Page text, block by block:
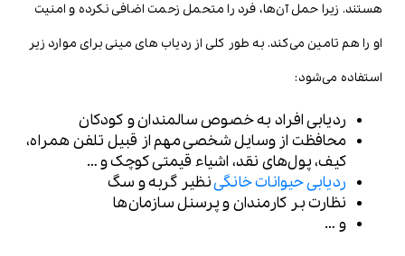
هستند. زیرا حمل آن‌ها، فرد را متحمل زحمت اضافی نکرده و امنیت
او را هم تامین می‌کند. به طور کلی از ردیاب های مینی برای موارد زیر
استفاده می‌شود:
ردیابی افراد به خصوص سالمندان و کودکان
محافظت از وسایل شخصی مهم از قبیل تلفن همراه،
کیف، پول‌های نقد، اشیاء قیمتی کوچک و …
ردیابی حیوانات خانگینظیر گربه و سگ
نظارت بر کارمندان و پرسنل سازمان‌ها
و …